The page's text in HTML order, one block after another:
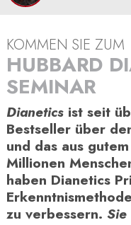
KOMMEN SIE ZUM
HUBBARD
SEMINAR
Dianetics ist seit
Bestseller über
und das aus
Millionen
haben Dianetics
zu verbessern.